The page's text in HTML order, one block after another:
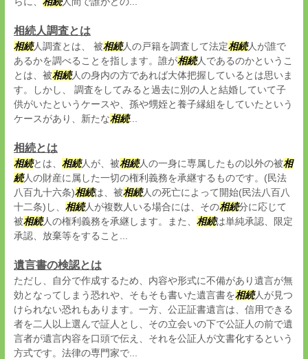
相続人調査とは
相続人調査とは、 被相続人の戸籍を調査して法定相続人が誰で
あるかを調べることを指します。誰が相続人であるのかというこ
とは、被相続人の身内の方であれば大体把握しているとは思いま
す。しかし、 調査をしてみると過去に別の人と結婚していて子
供がいたというケースや、孫や甥姪と養子縁組をしていたという
ケースがあり、新たな相続...
相続とは
相続とは、 相続人が、被相続人の一身に専属したもの以外の被相
続人の財産に属した一切の権利義務を承継するものです。(民法
八百九十六条)相続は、被相続人の死亡によって開始(民法八百八
十二条)し、 相続人が複数人いる場合には、その相続分に応じて
被相続人の権利義務を承継します。また、 相続は単純承認、限定
承認、放棄等をすること...
遺言書の検認とは
ただし、自分で作成するため、内容や形式に不備があり遺言が無
効となってしまう恐れや、そもそも書いた遺言書を相続人が見つ
けられない恐れもあります。一方、公正証書遺言は、信用できる
者を二人以上選んで証人とし、その立会いの下で公証人の前で遺
言者が遺言内容を口頭で伝え、それを公証人が文書化するという
方式です。法律の専門家で...